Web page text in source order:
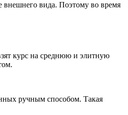
внешнего вида. Поэтому во время
курс на среднюю и элитную
ручным способом. Такая